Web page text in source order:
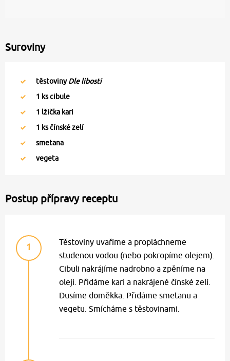
Suroviny
těstovinyDle libosti
1 ks cibule
1 lžička kari
1 ks čínské zelí
smetana
vegeta
Postup přípravy receptu
1
Těstoviny uvaříme a propláchneme
studenou vodou (nebo pokropíme olejem).
Cibuli nakrájíme nadrobno a zpěníme na
oleji. Přidáme kari a nakrájené čínské zelí.
Dusíme doměkka. Přidáme smetanu a
vegetu. Smícháme s těstovinami.